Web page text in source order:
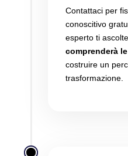
Contattaci per
conoscitivo
esperto ti
comprenderà
costruire un
trasformazione.